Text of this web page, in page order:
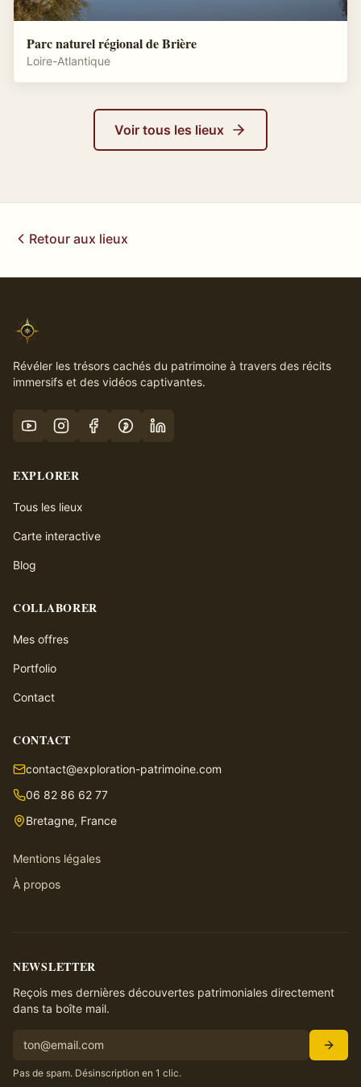
Parc naturel régional de Brière
Loire-Atlantique
Voir tous les lieux
Retour aux lieux
Révéler les trésors cachés du patrimoine à travers des récits
immersifs et des vidéos captivantes.
EXPLORER
Tous les lieux
Carte interactive
Blog
COLLABORER
Mes offres
Portfolio
Contact
CONTACT
contact@exploration-patrimoine.com
06 82 86 62 77
Bretagne, France
Mentions légales
À propos
NEWSLETTER
Reçois mes dernières découvertes patrimoniales directement
dans ta boîte mail.
Pas de spam. Désinscription en 1 clic.